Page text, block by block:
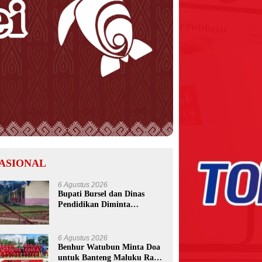
6 Agustus 2026
Bupati Bursel dan Dinas
Pendidikan Diminta
6 Agustus 2026
Benhur Watubun Minta Doa
untuk Banteng Maluku Raya